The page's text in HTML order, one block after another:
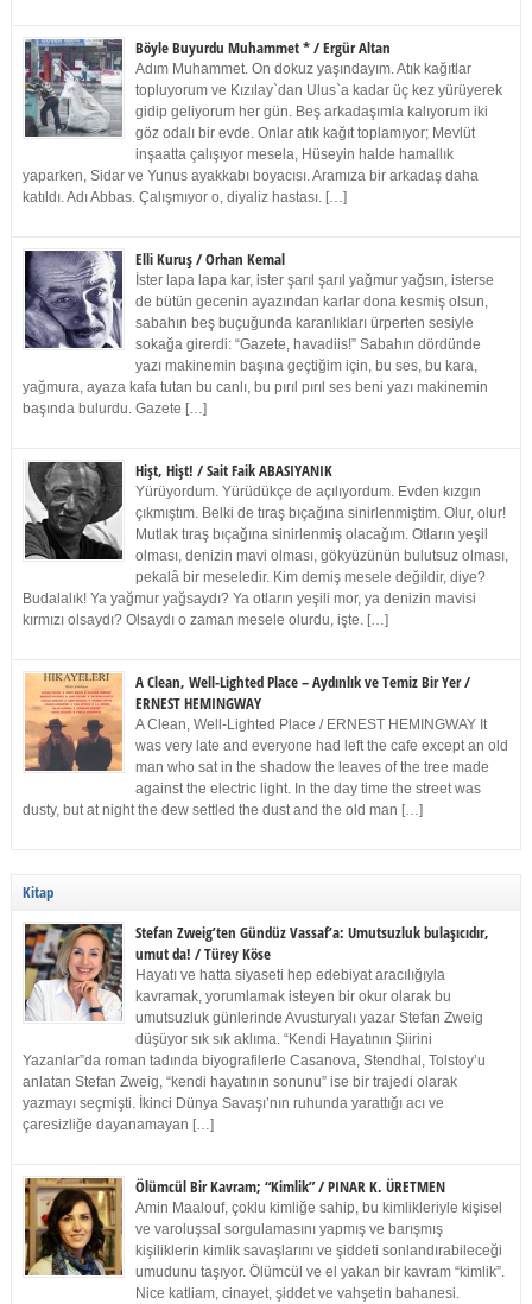
Böyle Buyurdu Muhammet * / Ergür Altan
Adım Muhammet. On dokuz yaşındayım. Atık kağıtlar
topluyorum ve Kızılay`dan Ulus`a kadar üç kez yürüyerek
gidip geliyorum her gün. Beş arkadaşımla kalıyorum iki
göz odalı bir evde. Onlar atık kağıt toplamıyor; Mevlüt
inşaatta çalışıyor mesela, Hüseyin halde hamallık
yaparken, Sidar ve Yunus ayakkabı boyacısı. Aramıza bir arkadaş daha
katıldı. Adı Abbas. Çalışmıyor o, diyaliz hastası. […]
Elli Kuruş / Orhan Kemal
İster lapa lapa kar, ister şarıl şarıl yağmur yağsın, isterse
de bütün gecenin ayazından karlar dona kesmiş olsun,
sabahın beş buçuğunda karanlıkları ürperten sesiyle
sokağa girerdi: “Gazete, havadiis!” Sabahın dördünde
yazı makinemin başına geçtiğim için, bu ses, bu kara,
yağmura, ayaza kafa tutan bu canlı, bu pırıl pırıl ses beni yazı makinemin
başında bulurdu. Gazete […]
Hişt, Hişt! / Sait Faik ABASIYANIK
Yürüyordum. Yürüdükçe de açılıyordum. Evden kızgın
çıkmıştım. Belki de tıraş bıçağına sinirlenmiştim. Olur, olur!
Mutlak tıraş bıçağına sinirlenmiş olacağım. Otların yeşil
olması, denizin mavi olması, gökyüzünün bulutsuz olması,
pekalâ bir meseledir. Kim demiş mesele değildir, diye?
Budalalık! Ya yağmur yağsaydı? Ya otların yeşili mor, ya denizin mavisi
kırmızı olsaydı? Olsaydı o zaman mesele olurdu, işte. […]
A Clean, Well-Lighted Place – Aydınlık ve Temiz Bir Yer /
ERNEST HEMINGWAY
A Clean, Well-Lighted Place / ERNEST HEMINGWAY It
was very late and everyone had left the cafe except an old
man who sat in the shadow the leaves of the tree made
against the electric light. In the day time the street was
dusty, but at night the dew settled the dust and the old man […]
Kitap
Stefan Zweig’ten Gündüz Vassaf’a: Umutsuzluk bulaşıcıdır,
umut da! / Türey Köse
Hayatı ve hatta siyaseti hep edebiyat aracılığıyla
kavramak, yorumlamak isteyen bir okur olarak bu
umutsuzluk günlerinde Avusturyalı yazar Stefan Zweig
düşüyor sık sık aklıma. “Kendi Hayatının Şiirini
Yazanlar”da roman tadında biyografilerle Casanova, Stendhal, Tolstoy’u
anlatan Stefan Zweig, “kendi hayatının sonunu” ise bir trajedi olarak
yazmayı seçmişti. İkinci Dünya Savaşı’nın ruhunda yarattığı acı ve
çaresizliğe dayanamayan […]
Ölümcül Bir Kavram; “Kimlik” / PINAR K. ÜRETMEN
Amin Maalouf, çoklu kimliğe sahip, bu kimlikleriyle kişisel
ve varoluşsal sorgulamasını yapmış ve barışmış
kişiliklerin kimlik savaşlarını ve şiddeti sonlandırabileceği
umudunu taşıyor. Ölümcül ve el yakan bir kavram “kimlik”.
Nice katliam, cinayet, şiddet ve vahşetin bahanesi.